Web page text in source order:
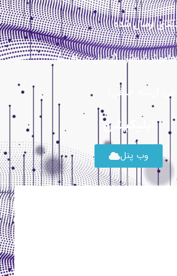
ارسال شده
روشن (ارسال-دریافت)
(رشته حرفی)
اپلیکیشن
وب پنل